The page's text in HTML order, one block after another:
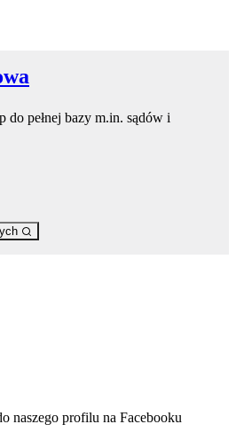
do pełnej bazy m.in. sądów i
się w nowej karcie
naszego profilu na Facebooku